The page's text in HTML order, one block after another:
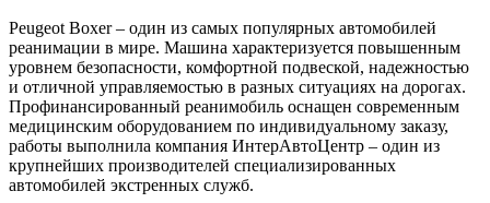
Peugeot Boxer – один из самых популярных автомобилей
реанимации в мире. Машина характеризуется повышенным
уровнем безопасности, комфортной подвеской, надежностью
и отличной управляемостью в разных ситуациях на дорогах.
Профинансированный реанимобиль оснащен современным
медицинским оборудованием по индивидуальному заказу,
работы выполнила компания ИнтерАвтоЦентр – один из
крупнейших производителей специализированных
автомобилей экстренных служб.